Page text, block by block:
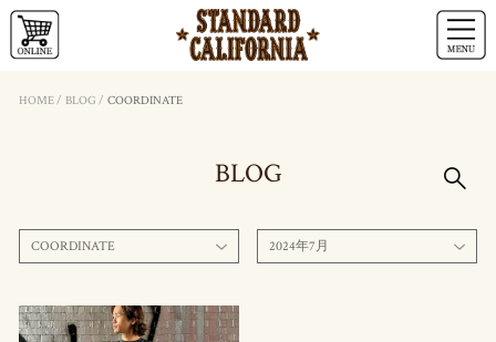
HOME/ BLOG / COORDINATE
BLOG
COORDINATE 2024年7月